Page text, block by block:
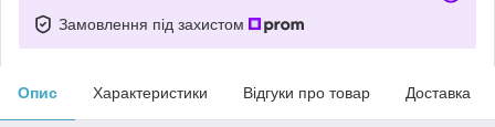
Замовлення під захистом
Опис Характеристики Відгуки про товар Доставка